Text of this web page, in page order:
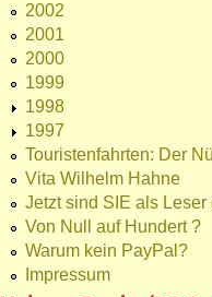
2002
2001
2000
1999
1998
1997
Touristenfahrten: Der
Vita Wilhelm Hahne
Jetzt sind SIE als Leser
Von Null auf Hundert ?
Warum kein PayPal?
Impressum